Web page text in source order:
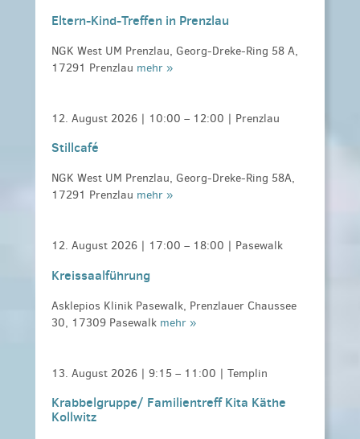
Eltern-Kind-Treffen in Prenzlau
NGK West UM Prenzlau, Georg-Dreke-Ring 58 A,
17291 Prenzlau mehr »
12. August 2026 | 10:00 – 12:00 | Prenzlau
Stillcafé
NGK West UM Prenzlau, Georg-Dreke-Ring 58A,
17291 Prenzlau mehr »
12. August 2026 | 17:00 – 18:00 | Pasewalk
Kreissaalführung
Asklepios Klinik Pasewalk, Prenzlauer Chaussee
30, 17309 Pasewalk mehr »
13. August 2026 | 9:15 – 11:00 | Templin
Krabbelgruppe/ Familientreff Kita Käthe
Kollwitz